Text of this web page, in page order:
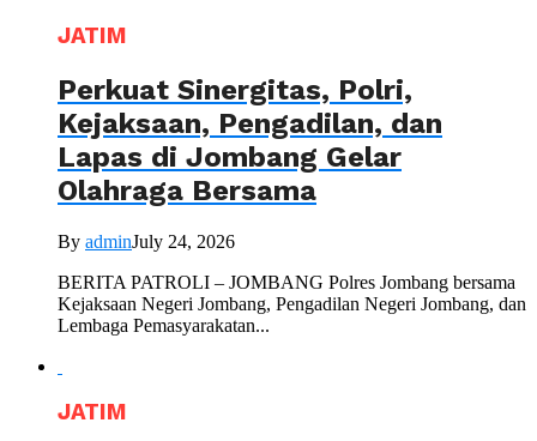
JATIM
Perkuat Sinergitas, Polri,
Kejaksaan, Pengadilan, dan
Lapas di Jombang Gelar
Olahraga Bersama
By adminJuly 24, 2026
BERITA PATROLI – JOMBANG Polres Jombang bersama
Kejaksaan Negeri Jombang, Pengadilan Negeri Jombang, dan
Lembaga Pemasyarakatan...
JATIM